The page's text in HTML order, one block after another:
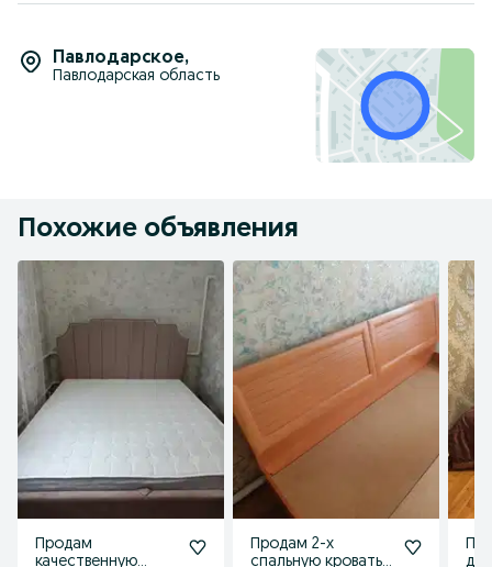
Павлодарское,
Павлодарская область
Похожие объявления
Продам
качественную
Продам 2-х
спальную кровать